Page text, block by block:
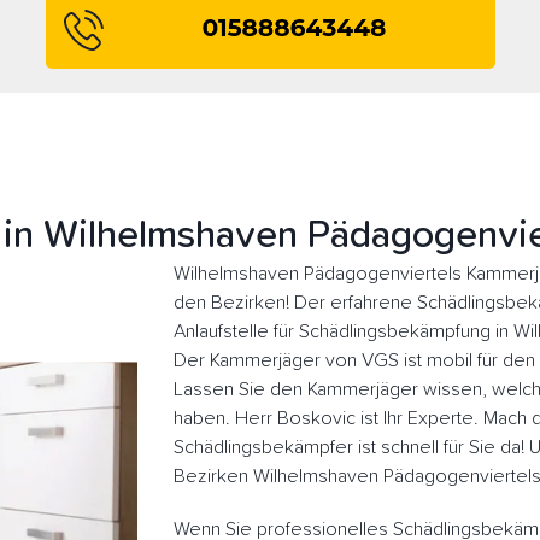
Wilhelmshaven
Wilhelmshaven Pädagogenviertels
den Bezirken! Der erfahrene
Anlaufstelle für Schädlingsbekämpfung in
Der Kammerjäger von VGS ist mobil für
Lassen Sie den Kammerjäger wissen,
haben. Herr Boskovic ist Ihr Experte. Mach
Schädlingsbekämpfer ist schnell für Sie da!
Bezirken Wilhelmshaven
Wenn Sie professionelles